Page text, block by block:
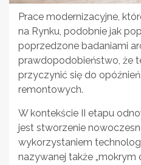
Prace modernizacyjne,
na Rynku, podobnie jak
poprzedzone badaniami
prawdopodobieństwo, że
przyczynić się do
remontowych.
W kontekście II etapu
jest stworzenie
wykorzystaniem technologii
nazywanej także „mokrym